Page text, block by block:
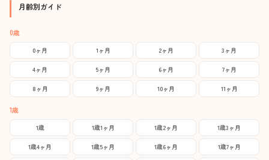
月齢別ガイド
0歳
0ヶ月 1ヶ月 2ヶ月 3ヶ月
4ヶ月 5ヶ月 6ヶ月 7ヶ月
8ヶ月 9ヶ月 10ヶ月 11ヶ月
1歳
1歳 1歳1ヶ月 1歳2ヶ月 1歳3ヶ月
1歳4ヶ月 1歳5ヶ月 1歳6ヶ月 1歳7ヶ月